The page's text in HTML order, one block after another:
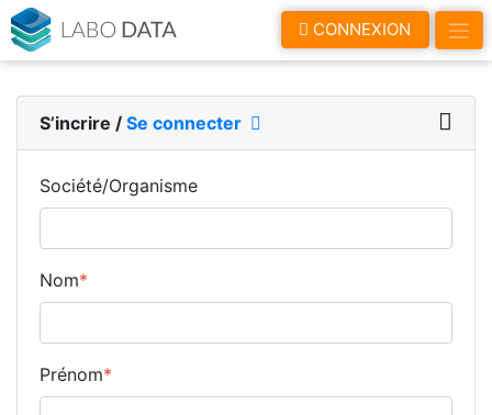
CONNEXION
S’incrire / Se connecter
Société/Organisme
Nom*
Prénom*